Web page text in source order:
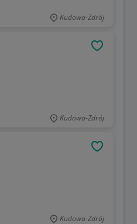
Kudowa-Zdrój
Kudowa-Zdrój
Kudowa-Zdrój